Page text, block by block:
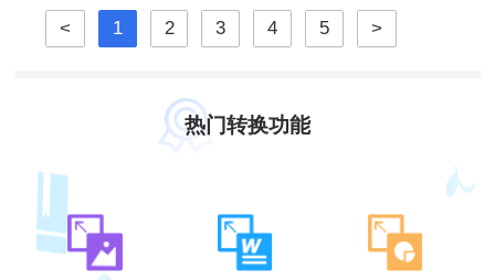
< 1 2 3 4 5 >
热门转换功能